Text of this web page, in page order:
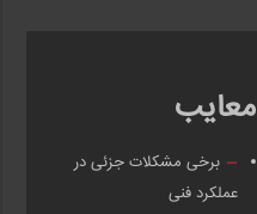
معایب
برخی مشکلات جزئی در
عملکرد فنی